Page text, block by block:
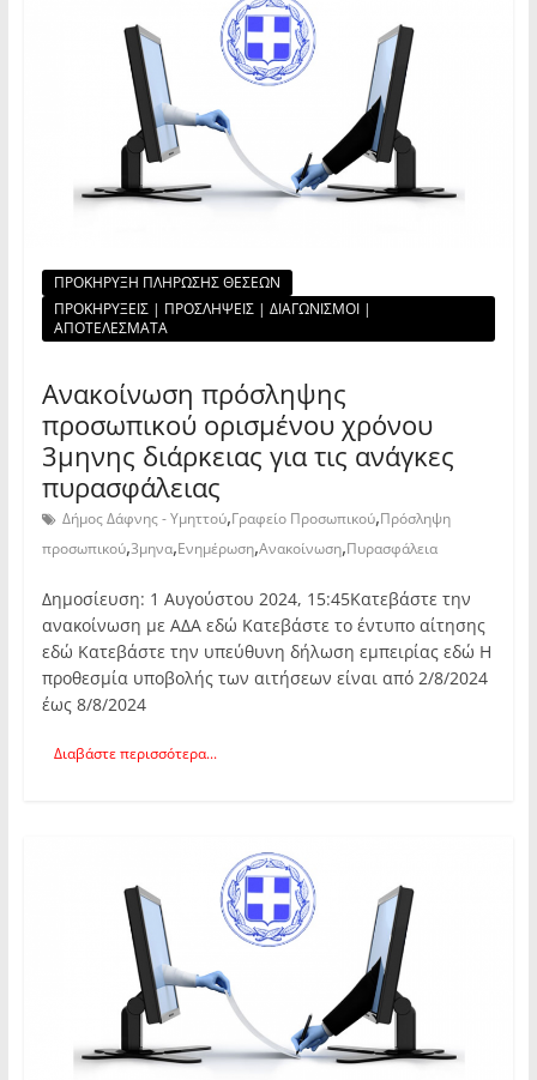
ΠΡΟΚΗΡΥΞΗ ΠΛΗΡΩΣΗΣ ΘΕΣΕΩΝ
ΠΡΟΚΗΡΥΞΕΙΣ | ΠΡΟΣΛΗΨΕΙΣ | ΔΙΑΓΩΝΙΣΜΟΙ |
ΑΠΟΤΕΛΕΣΜΑΤΑ
Ανακοίνωση πρόσληψης
προσωπικού ορισμένου χρόνου
3μηνης διάρκειας για τις ανάγκες
πυρασφάλειας
Δήμος Δάφνης - Υμηττού,Γραφείο Προσωπικού,Πρόσληψη
προσωπικού,3μηνα,Ενημέρωση,Ανακοίνωση,Πυρασφάλεια
Δημοσίευση: 1 Αυγούστου 2024, 15:45Κατεβάστε την
ανακοίνωση με ΑΔΑ εδώ Κατεβάστε το έντυπο αίτησης
εδώ Κατεβάστε την υπεύθυνη δήλωση εμπειρίας εδώ Η
προθεσμία υποβολής των αιτήσεων είναι από 2/8/2024
έως 8/8/2024
Διαβάστε περισσότερα...